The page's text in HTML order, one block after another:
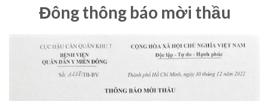
Đông thông báo mời thầu